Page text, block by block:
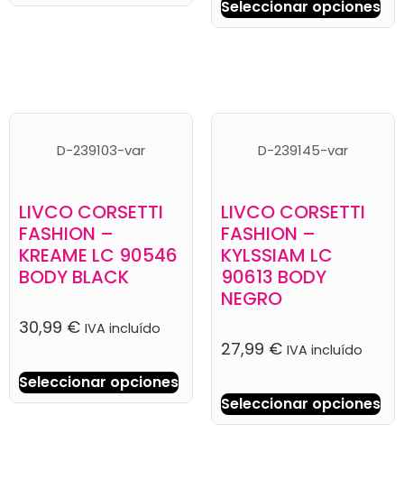
Seleccionar opciones
D-239103-var
LIVCO CORSETTI
FASHION –
KREAME LC 90546
BODY BLACK
30,99 € IVA incluído
Seleccionar opciones
D-239145-var
LIVCO CORSETTI
FASHION –
KYLSSIAM LC
90613 BODY
NEGRO
27,99 € IVA incluído
Seleccionar opciones